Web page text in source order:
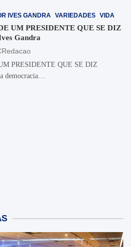
IVES GANDRA VARIEDADES VIDA
UM PRESIDENTE QUE SE DIZ
Gandra
PRESIDENTE QUE SE DIZ
democracia…